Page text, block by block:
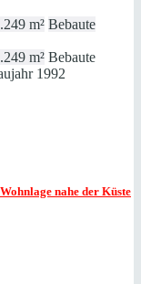
m² Bebaute
m² Bebaute
1992
nahe der Küste